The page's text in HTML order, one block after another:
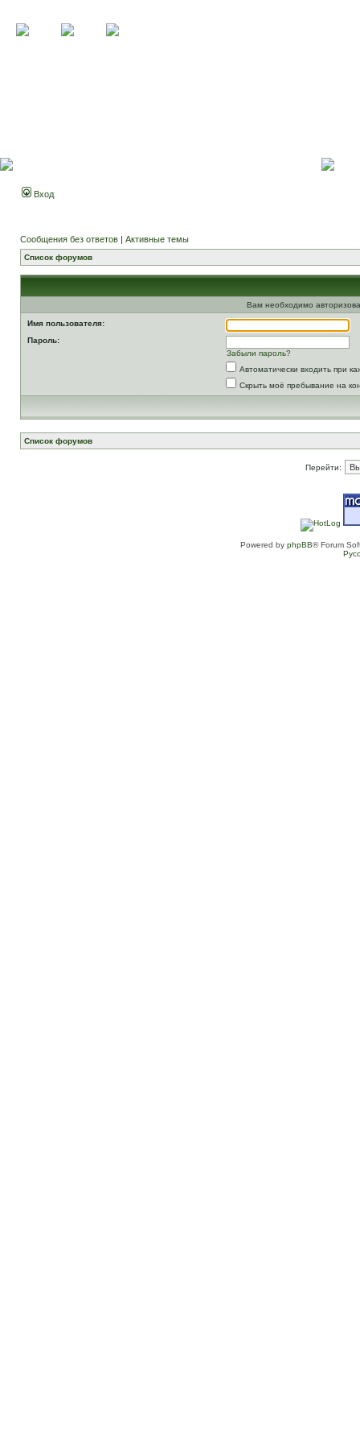
Вход
Сообщения без ответов | Активные темы
Список форумов
Вам необходимо
Имя пользователя:
Пароль:
Забыли пароль?
Автоматически входить при
Скрыть моё пребывание на
Список форумов
Перейти:
Powered by phpBB® Forum